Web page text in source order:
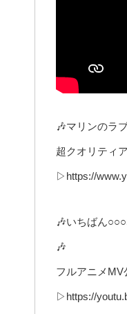
🎶マリンのラ
超クオリティ
▷https://
🎶いちばん
🎶
フルアニメMV
▷https://